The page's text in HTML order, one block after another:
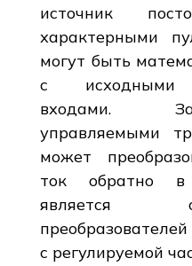
источник
характерными
могут быть
с исходными
входами.
управляемыми
может
ток обратно в
является
с регулируемой